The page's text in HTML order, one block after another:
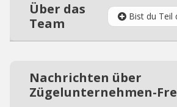
Über das
Team
Bist du Teil
Nachrichten über
Zügelunternehmen-